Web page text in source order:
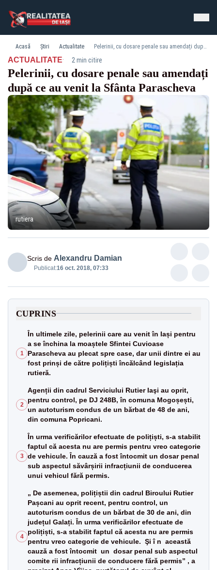
Acasă Știri Actualitate Pelerinii, cu dosare penale sau amendați după ce au venit la Sfânta Parascheva
ACTUALITATE· 2 min citire
Pelerinii, cu dosare penale sau amendați
după ce au venit la Sfânta Parascheva
rutiera
Scris de Alexandru Damian
Publicat:16 oct. 2018, 07:33
CUPRINS
1
În ultimele zile, pelerinii care au venit în Iași pentru
a se închina la moaștele Sfintei Cuvioase
Parascheva au plecat spre case, dar unii dintre ei au
fost prinși de către polițiști încălcând legislația
rutieră.
2
Agenții din cadrul Serviciului Rutier Iaşi au oprit,
pentru control, pe DJ 248B, în comuna Mogoșești,
un autoturism condus de un bărbat de 48 de ani,
din comuna Popricani.
3
În urma verificărilor efectuate de polițiști, s-a stabilit
faptul că acesta nu are permis pentru vreo categorie
de vehicule. În cauză a fost întocmit un dosar penal
sub aspectul săvârșirii infracțiunii de conducerea
unui vehicul fără permis.
4
„ De asemenea, polițiștii din cadrul Biroului Rutier
Pașcani au oprit recent, pentru control, un
autoturism condus de un bărbat de 30 de ani, din
județul Galați. În urma verificărilor efectuate de
polițiști, s-a stabilit faptul că acesta nu are permis
pentru vreo categorie de vehicule. Şi î n această
cauză a fost întocmit un dosar penal sub aspectul
comite rii infracțiunii de conducere fără permis” , a